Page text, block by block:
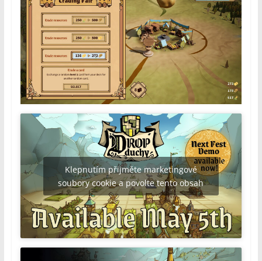
Klepnutím přijměte marketingové
soubory cookie a povolte tento obsah